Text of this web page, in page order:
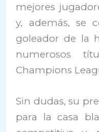
mejores
y, además, se
goleador de la
numerosos
Champions
Sin dudas, su
para la casa